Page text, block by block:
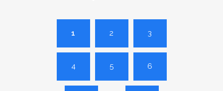
1 2 3
4 5 6